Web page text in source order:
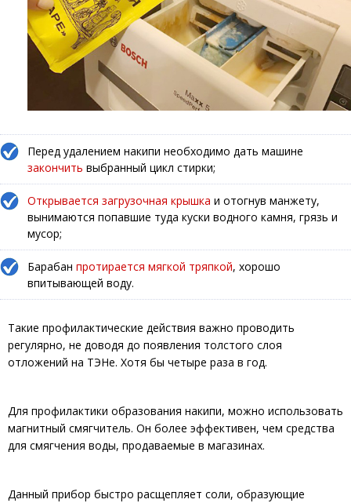
Перед удалением накипи необходимо дать машине
закончить выбранный цикл стирки;
Открывается загрузочная крышка и отогнув манжету,
вынимаются попавшие туда куски водного камня, грязь и
мусор;
Барабан протирается мягкой тряпкой, хорошо
впитывающей воду.
Такие профилактические действия важно проводить
регулярно, не доводя до появления толстого слоя
отложений на ТЭНе. Хотя бы четыре раза в год.
Для профилактики образования накипи, можно использовать
магнитный смягчитель. Он более эффективен, чем средства
для смягчения воды, продаваемые в магазинах.
Данный прибор быстро расщепляет соли, образующие